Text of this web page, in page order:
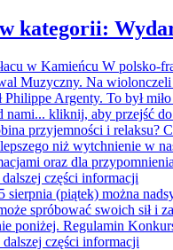
kategorii:
w Kamieńcu W polsko-
Muzyczny. Na wiolonczeli
Argenty. To był
nami... kliknij, aby przejść
przyjemności i relaksu?
niż wytchnienie w
oraz dla
części informacji
sierpnia (piątek) można
spróbować swoich sił i
poniżej. Regulamin
części informacji